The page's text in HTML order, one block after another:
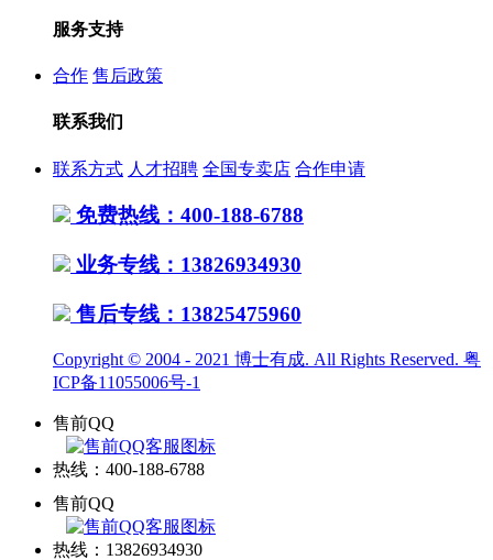
服务支持
合作 售后政策
联系我们
联系方式 人才招聘 全国专卖店 合作申请
免费热线：400-188-6788
业务专线：13826934930
售后专线：13825475960
Copyright © 2004 - 2021 博士有成. All Rights Reserved. 粤
ICP备11055006号-1
售前QQ
热线：400-188-6788
售前QQ
热线：13826934930